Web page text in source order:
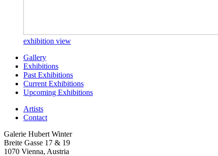
exhibition view
Gallery
Exhibitions
Past Exhibitions
Current Exhibitions
Upcoming Exhibitions
Artists
Contact
Galerie Hubert Winter
Breite Gasse 17 & 19
1070 Vienna, Austria